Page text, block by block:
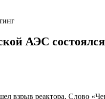
АЭС
взрыв реактора. Слово